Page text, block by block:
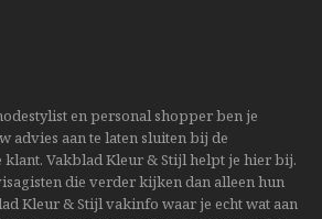
en personal shopper ben je
advies aan te laten sluiten bij de
Vakblad Kleur & Stijl helpt je hier bij.
die verder kijken dan alleen hun
Kleur & Stijl vakinfo waar je echt wat aan